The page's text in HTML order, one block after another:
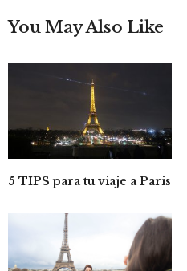
You May Also Like
5 TIPS para tu viaje a Paris